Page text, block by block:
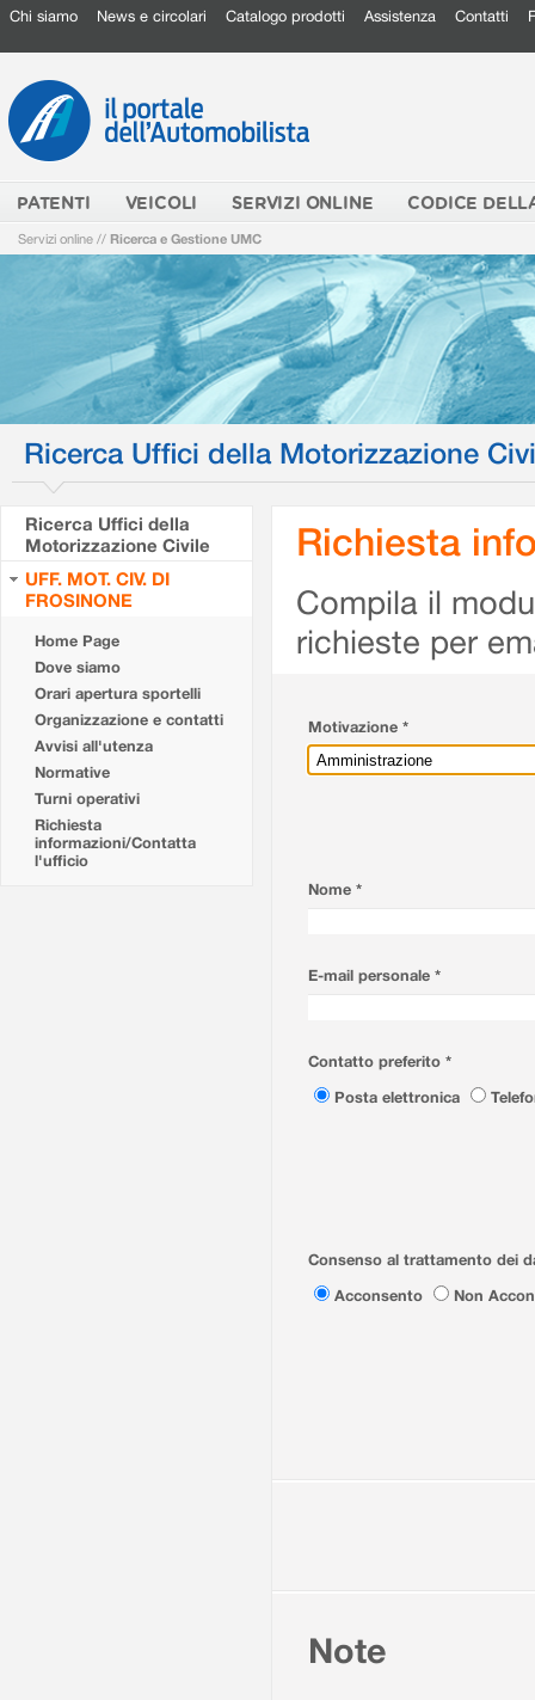
Chi siamo News e circolari Catalogo prodotti Assistenza Contatti
PATENTI VEICOLI SERVIZI ONLINE CODICE
Servizi online // Ricerca e Gestione UMC
Ricerca Uffici della Motorizzazione
Ricerca Uffici della
Motorizzazione Civile
UFF. MOT. CIV. DI
FROSINONE
Home Page
Dove siamo
Orari apertura sportelli
Organizzazione e contatti
Avvisi all'utenza
Normative
Turni operativi
Richiesta
informazioni/Contatta
l'ufficio
Richiesta
Compila il
richieste per
Motivazione *
Nome *
E-mail personale *
Contatto preferito *
Posta elettronica
Consenso al trattamento dei
Acconsento
Non
Note